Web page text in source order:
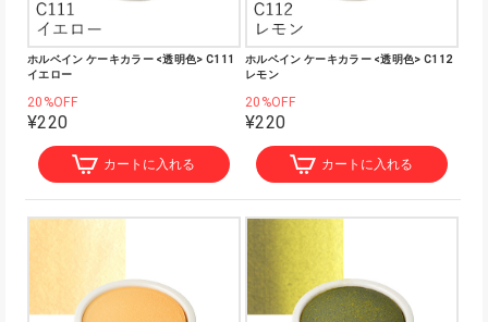
ホルベイン ケーキカラー <透明色> C111
イエロー
20%OFF
¥220
カートに入れる
ホルベイン ケーキカラー <透明色> C112
レモン
20%OFF
¥220
カートに入れる